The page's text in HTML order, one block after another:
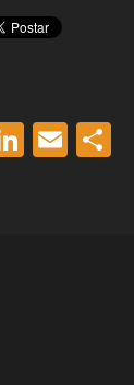
LinkedIn
Email